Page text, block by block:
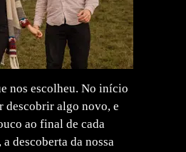
nos escolheu. No início
descobrir algo novo, e
ao final de cada
descoberta da nossa